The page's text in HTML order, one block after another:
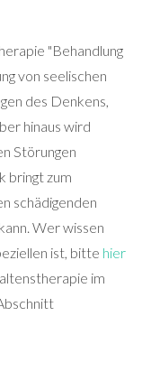
"Behandlung
von seelischen
des Denkens,
hinaus wird
Störungen
bringt zum
schädigenden
Wer wissen
ist, bitte hier
im